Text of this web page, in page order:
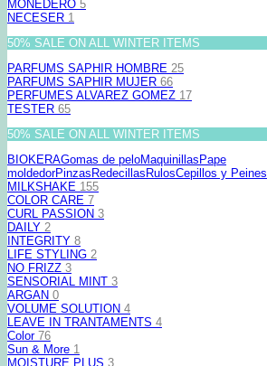
MONEDERO 5
NECESER 1
50% SALE ON ALL WINTER ITEMS
PARFUMS SAPHIR HOMBRE 25
PARFUMS SAPHIR MUJER 66
PERFUMES ALVAREZ GOMEZ 17
TESTER 65
50% SALE ON ALL WINTER ITEMS
BIOKERAGomas de peloMaquinillas Pape
moldedorPinzas Redecillas RulosCepillos y Peines
MILKSHAKE 155
COLOR CARE 7
CURL PASSION 3
DAILY 2
INTEGRITY 8
LIFE STYLING 2
NO FRIZZ 3
SENSORIAL MINT 3
ARGAN 0
VOLUME SOLUTION 4
LEAVE IN TRANTAMENTS 4
Color 76
Sun & More 1
MOISTURE PLUS 3